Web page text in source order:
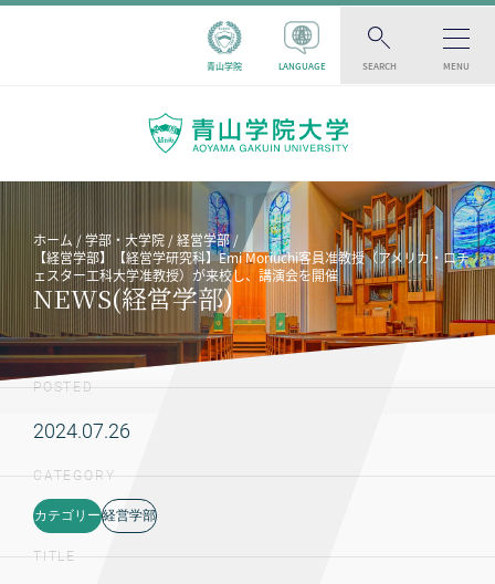
青山学院 LANGUAGE SEARCH MENU
ホーム 学部・大学院
経営学部
【経営学部】【経営学研究科】Emi Moriuchi客員准教授（アメリカ・ロチ
ェスター工科大学准教授）が来校し、講演会を開催
NEWS(経営学部)
POSTED
2024.07.26
CATEGORY
カテゴリー 経営学部
TITLE